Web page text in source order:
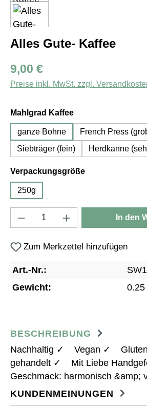
Alles Gute- Kaffee
Regulärer Preis:
9,00 €
Preise inkl. MwSt. zzgl.
Mahlgrad Kaffeeauswählen
ganze Bohne French Press
Siebträger (fein)
Herdkanne
Verpackungsgrößeauswählen
250g
Produkt Anzahl: Gib den
In den
Zum Merkzettel hinzufügen
Art.-Nr.:
Gewicht:
0.25
BESCHREIBUNG
Nachhaltig ✓ Vegan ✓
gehandelt ✓ Mit Liebe
Geschmack: harmonisch &amp;
KUNDENMEINUNGEN
Schneller und
Versand!